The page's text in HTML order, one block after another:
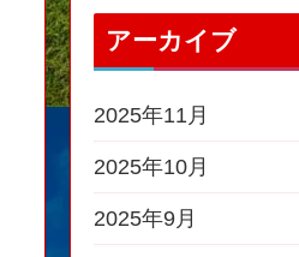
アーカイブ
2025年11月
2025年10月
2025年9月